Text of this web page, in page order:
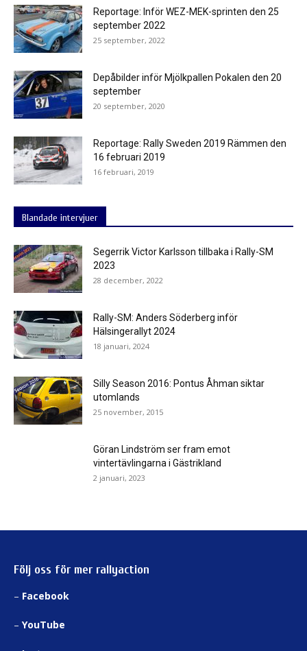
Reportage: Inför WEZ-MEK-sprinten den 25
september 2022
25 september, 2022
Depåbilder inför Mjölkpallen Pokalen den 20
september
20 september, 2020
Reportage: Rally Sweden 2019 Rämmen den
16 februari 2019
16 februari, 2019
Blandade intervjuer
Segerrik Victor Karlsson tillbaka i Rally-SM
2023
28 december, 2022
Rally-SM: Anders Söderberg inför
Hälsingerallyt 2024
18 januari, 2024
Silly Season 2016: Pontus Åhman siktar
utomlands
25 november, 2015
Göran Lindström ser fram emot
vintertävlingarna i Gästrikland
2 januari, 2023
Följ oss för mer rallyaction
– Facebook
– YouTube